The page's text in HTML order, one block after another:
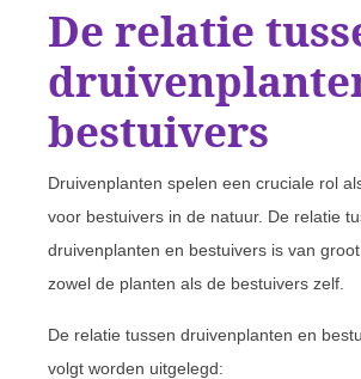
De relatie
bestuivers
Druivenplanten spelen een cruciale rol
voor bestuivers in de natuur. De relatie
druivenplanten en bestuivers is van
zowel de planten als de bestuivers zelf.
De relatie tussen druivenplanten en
volgt worden uitgelegd: